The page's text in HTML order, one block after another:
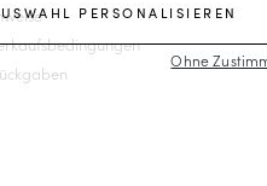
PERSONALISIEREN
Ohne
Janes